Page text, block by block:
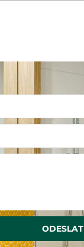
ODESLAT